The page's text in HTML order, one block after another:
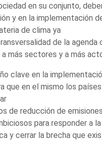
en su conjunto,
y en la implementación
de clima ya
de la agenda
más sectores y a más
clave en la
que en el mismo los
de reducción de
para responder a la
y cerrar la brecha que